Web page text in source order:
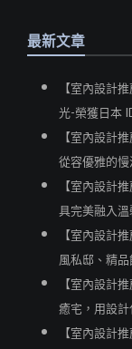
最新文章
【室內設計
光-榮獲日本
【室內設計
從容優雅的慢
【室內設計
具完美融入溫
【室內設計
風私邸、精
【室內設計
癒宅，用設
【室內設計